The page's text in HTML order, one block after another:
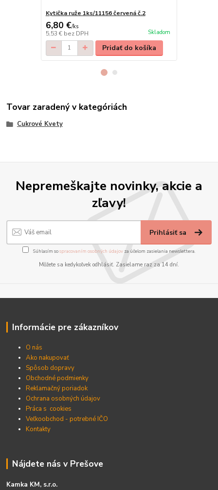
Kytička ruže 1ks/11156 červená č.2
6,80 €/ks
5,53 € bez DPH Skladom
Pridať do košíka
Tovar zaradený v kategóriách
Cukrové Kvety
Nepremeškajte novinky, akcie a
zľavy!
Prihlásiť sa
Súhlasím sospracovaním osobných údajov za účelom zasielania newslettera.
Môžete sa kedykoľvek odhlásiť. Zasielame raz za 14 dní.
Informácie pre zákazníkov
O nás
Ako nakupovať
Spôsob dopravy
Obchodné podmienky
Reklamačný poriadok
Ochrana osobných údajov
Práca s cookies
Veľkoobchod - potrebné IČO
Kontakty
Nájdete nás v Prešove
Kamka KM, s.r.o.